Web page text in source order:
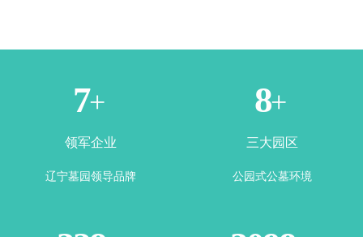
1+
领军企业
辽宁墓园领导品牌
3+
三大园区
公园式公墓环境